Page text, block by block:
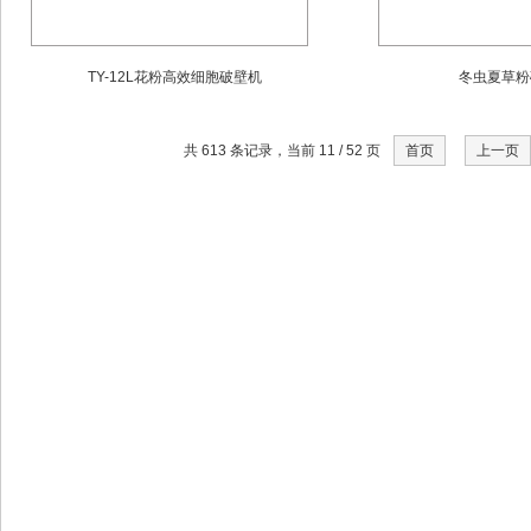
TY-12L花粉高效细胞破壁机 冬虫夏草
共 613 条记录，当前 11 / 52 页 首页 上一页